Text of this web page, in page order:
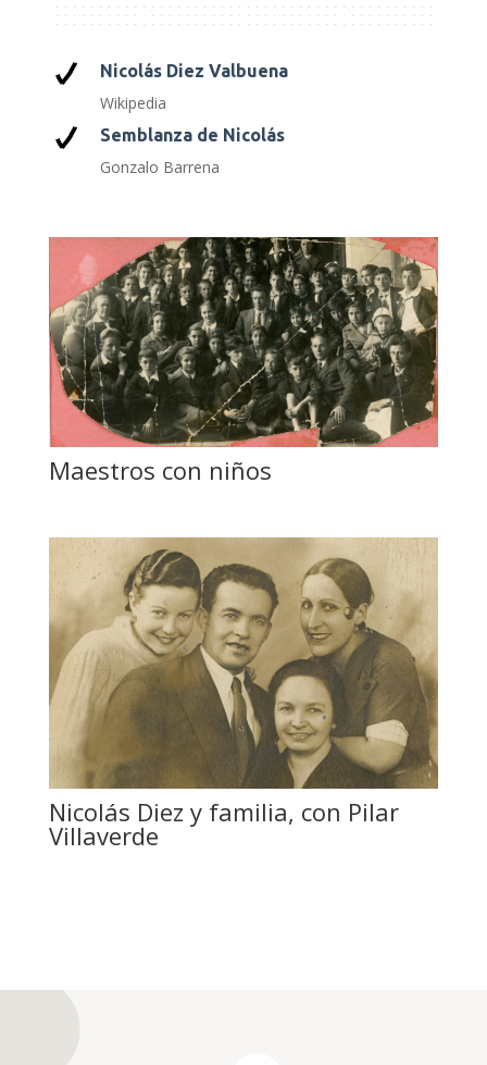
Nicolás Diez Valbuena
Wikipedia
Semblanza de Nicolás
Gonzalo Barrena
Maestros con niños
Nicolás Diez y familia, con Pilar
Villaverde